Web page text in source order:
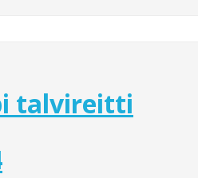
talvireitti